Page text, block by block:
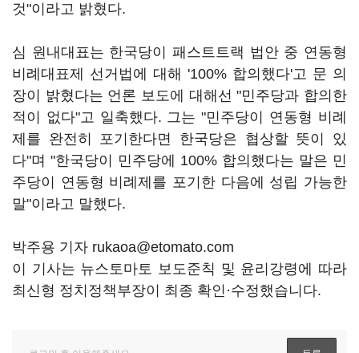
것"이라고 밝혔다.
심 원내대표는 한국당이 패스트트랙 법안 중 연동형
비례대표제 선거법에 대해 '100% 합의했다'고 문 의
장이 밝혔다는 언론 보도에 대해선 "민주당과 합의한
적이 없다"고 일축했다. 그는 "민주당이 연동형 비례
제를 완전히 포기한다면 한국당은 협상할 뜻이 있
다"며 "한국당이 민주당에 100% 합의했다는 말은 민
주당이 연동형 비례제를 포기한 다음에 성립 가능한
말"이라고 말했다.
박주용 기자 rukaoa@etomato.com
이 기사는 뉴스토마토 보도준칙 및 윤리강령에 따라
최신형 정치정책부장이 최종 확인·수정했습니다.